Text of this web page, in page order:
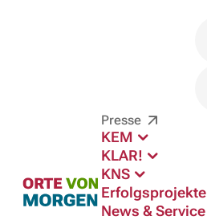
Presse
KEM
KLAR!
KNS
Erfolgsprojekte
News & Service